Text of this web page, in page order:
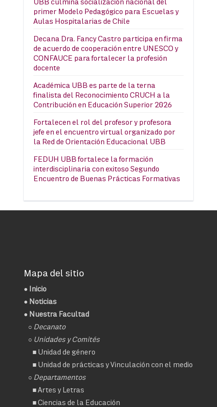
primer Modelo Pedagógico para Escuelas y
Aulas Hospitalarias de Chile
Decana Dra. Fancy Castro participa en firma
de acuerdo de cooperación entre UNESCO y
CONFAUCE para fortalecer la profesión
docente
Académica UBB es parte de la terna
finalista del Reconocimiento CRUCH a la
Contribución en Educación Superior 2026
Fortalecen el rol del profesor y profesora
jefe en el encuentro virtual organizado por
la Red de Orientación Educacional UBB
FEDUH UBB fortalece la formación
interdisciplinaria con exitoso Segundo
Encuentro de Buenas Prácticas Formativas
Mapa del sitio
● Inicio
● Noticias
● Nuestra Facultad
○ Decanato
○ Unidades y Comités
■ Unidad de género
■ Unidad de prácticas y Vinculación con el medio
○ Departamentos
■Artes y Letras
■Ciencias de la Educación